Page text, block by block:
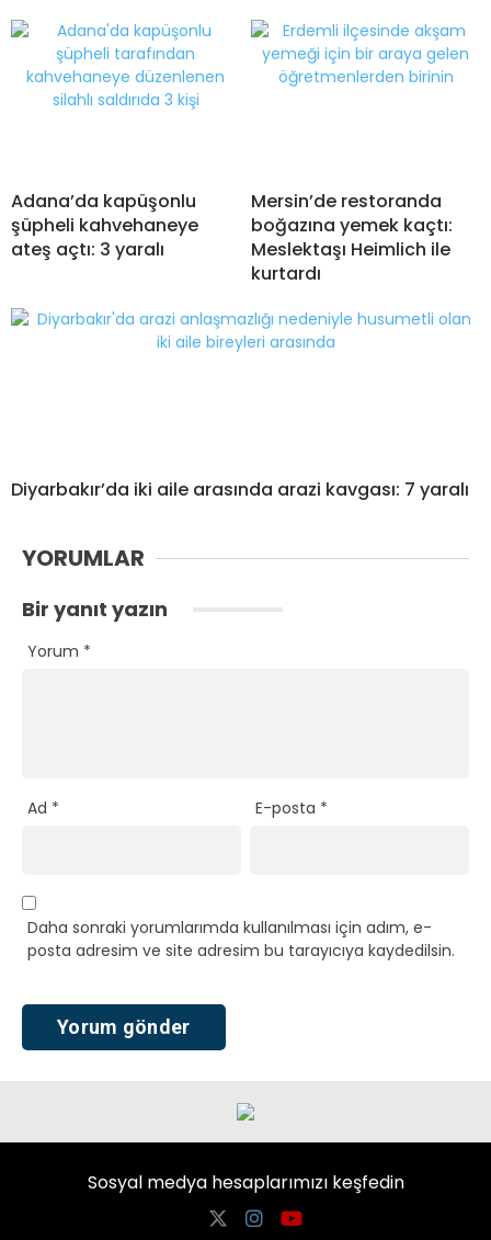
Adana’da kapüşonlu
şüpheli kahvehaneye
ateş açtı: 3 yaralı
Mersin’de restoranda
boğazına yemek kaçtı:
Meslektaşı Heimlich ile
kurtardı
Diyarbakır’da iki aile arasında arazi kavgası: 7 yaralı
YORUMLAR
Bir yanıt yazın
Yorum *
Ad * E-posta *
Daha sonraki yorumlarımda kullanılması için adım, e-
posta adresim ve site adresim bu tarayıcıya kaydedilsin.
Sosyal medya hesaplarımızı keşfedin